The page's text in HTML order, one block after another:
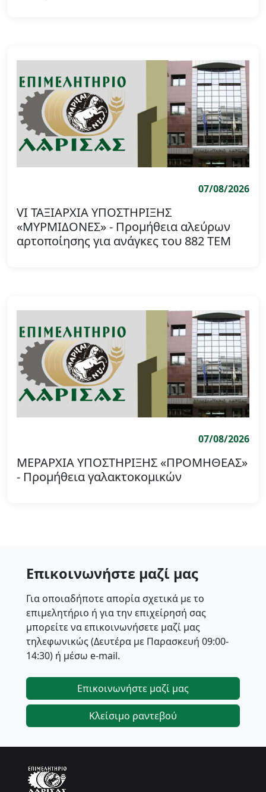
07/08/2026
VI ΤΑΞΙΑΡΧΙΑ ΥΠΟΣΤΗΡΙΞΗΣ
«ΜΥΡΜΙΔΟΝΕΣ» - Προμήθεια αλεύρων
αρτοποίησης για ανάγκες του 882 ΤΕΜ
07/08/2026
ΜΕΡΑΡΧΙΑ ΥΠΟΣΤΗΡΙΞΗΣ «ΠΡΟΜΗΘΕΑΣ»
- Προμήθεια γαλακτοκομικών
Επικοινωνήστε μαζί μας
Για οποιαδήποτε απορία σχετικά με το
επιμελητήριο ή για την επιχείρησή σας
μπορείτε να επικοινωνήσετε μαζί μας
τηλεφωνικώς (Δευτέρα με Παρασκευή 09:00-
14:30) ή μέσω e-mail.
Επικοινωνήστε μαζί μας
Κλείσιμο ραντεβού